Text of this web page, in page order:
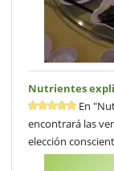
Nutrientes
En
encontrará las
elección